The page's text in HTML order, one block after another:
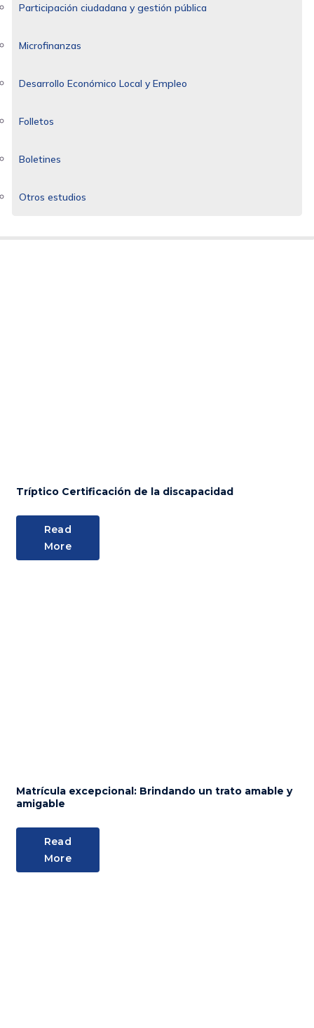
Participación ciudadana y gestión pública
Microfinanzas
Desarrollo Económico Local y Empleo
Folletos
Boletines
Otros estudios
Tríptico Certificación de la discapacidad
Read
More
Matrícula excepcional: Brindando un trato amable y
amigable
Read
More